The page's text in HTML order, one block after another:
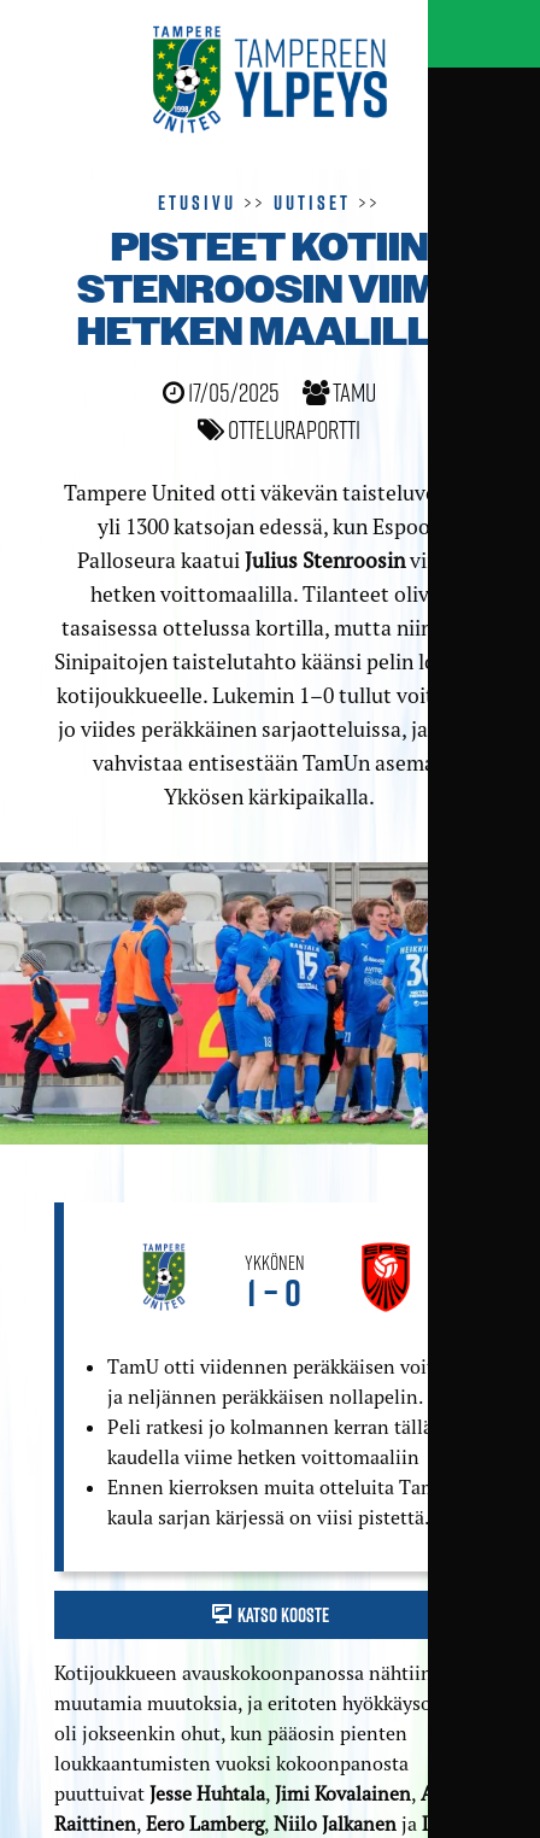
Etusivu >>Uutiset >>
PISTEET KOTIIN
STENROOSIN VIIME
HETKEN MAALILLA
17/05/2025
TamU
Otteluraportti
Tampere United otti väkevän taisteluvoiton
yli 1300 katsojan edessä, kun Espoon
Palloseura kaatuiJulius Stenroosinviime
hetken voittomaalilla. Tilanteet olivat
tasaisessa ottelussa kortilla, mutta niin vain
Sinipaitojen taistelutahto käänsi pelin lopulta
kotijoukkueelle. Lukemin 1–0 tullut voitto oli
jo viides peräkkäinen sarjaotteluissa, ja tulos
vahvistaa entisestään TamUn asemaa
Ykkösen kärkipaikalla.
Ykkönen
1 – 0
TamU otti viidennen peräkkäisen voiton
ja neljännen peräkkäisen nollapelin.
Peli ratkesi jo kolmannen kerran tällä
kaudella viime hetken voitto­maaliin
Ennen kierroksen muita otteluita TamUn
kaula sarjan kärjessä on viisi pistettä.
Katso kooste
Kotijoukkueen avauskokoonpanossa nähtiin
muutamia muutoksia, ja eritoten hyökkäysosasto
oli jokseenkin ohut, kun pääosin pienten
loukkaantumisten vuoksi kokoonpanosta
puuttuivat Jesse Huhtala, Jimi Kovalainen, Arttu
Raittinen, Eero Lamberg, Niilo Jalkanenja Lauri